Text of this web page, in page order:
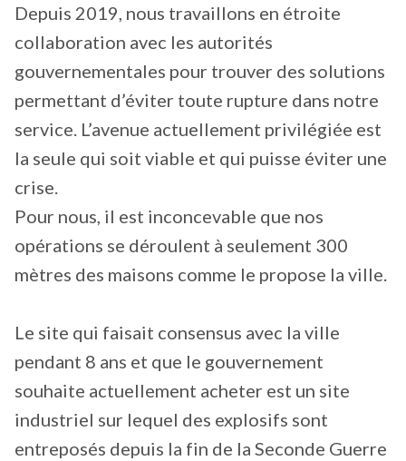
Depuis 2019, nous travaillons en étroite
collaboration avec les autorités
gouvernementales pour trouver des solutions
permettant d’éviter toute rupture dans notre
service. L’avenue actuellement privilégiée est
la seule qui soit viable et qui puisse éviter une
crise.
Pour nous, il est inconcevable que nos
opérations se déroulent à seulement 300
mètres des maisons comme le propose la ville.
Le site qui faisait consensus avec la ville
pendant 8 ans et que le gouvernement
souhaite actuellement acheter est un site
industriel sur lequel des explosifs sont
entreposés depuis la fin de la Seconde Guerre